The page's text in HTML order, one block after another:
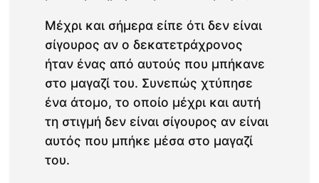
Μέχρι και σήμερα είπε ότι δεν είναι
σίγουρος αν ο δεκατετράχρονος
ήταν ένας από αυτούς που μπήκανε
στο μαγαζί του. Συνεπώς χτύπησε
ένα άτομο, το οποίο μέχρι και αυτή
τη στιγμή δεν είναι σίγουρος αν είναι
αυτός που μπήκε μέσα στο μαγαζί
του.